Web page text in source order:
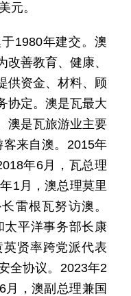
元。
1980年建交。澳
善教育、健康、
供资金、材料、顾
协定。澳是瓦最大
澳是瓦旅游业主要
来自澳。2015年
年6月，瓦总理
1月，澳总理莫里
雷根瓦努访澳。
太平洋事务部长康
贤率跨党派代表
全协议。2023年2
月，澳副总理兼国